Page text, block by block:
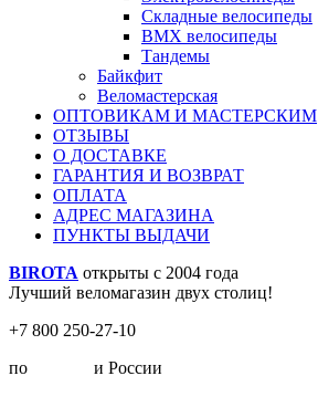
Складные велосипеды
BMX велосипеды
Тандемы
Байкфит
Веломастерская
ОПТОВИКАМ И МАСТЕРСКИМ
ОТЗЫВЫ
О ДОСТАВКЕ
ГАРАНТИЯ И ВОЗВРАТ
ОПЛАТА
АДРЕС МАГАЗИНА
ПУНКТЫ ВЫДАЧИ
BIROTA открыты с 2004 года
Лучший веломагазин двух столиц!
+7 800 250-27-10
по
и России